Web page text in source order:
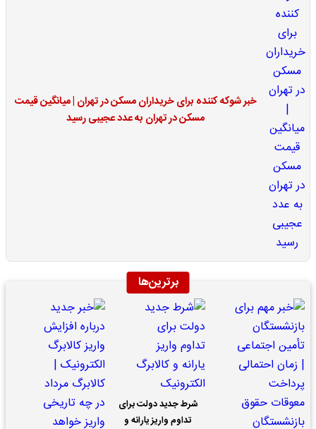
خبر شوکه کننده برای خریداران مسکن در تهران | میانگین قیمت
مسکن در تهران به عدد عجیبی رسید
برترین‌ها
شرط جدید دولت برای
تداوم واریز یارانه و